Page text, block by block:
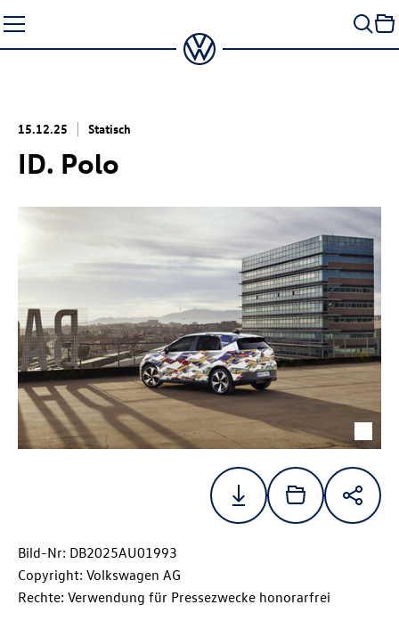
Seiteninhalt
springen
15.12.25 Statisch
ID. Polo
Bild-Nr: DB2025AU01993
Copyright: Volkswagen AG
Rechte: Verwendung für Pressezwecke honorarfrei